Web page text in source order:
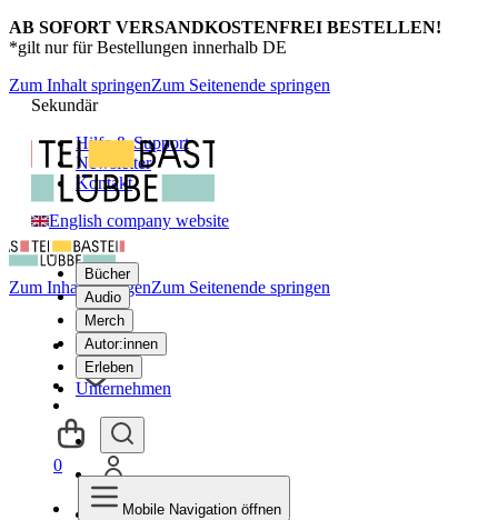
AB SOFORT VERSANDKOSTENFREI BESTELLEN!
*gilt nur für Bestellungen innerhalb DE
Zum Inhalt springenZum Seitenende springen
Sekundär
Hilfe & Support
Newsletter
Kontakt
English company website
Bücher
Audio
Merch
Autor:innen
Erleben
Unternehmen
Zum Inhalt springenZum Seitenende springen
0
Mobile Navigation öffnen